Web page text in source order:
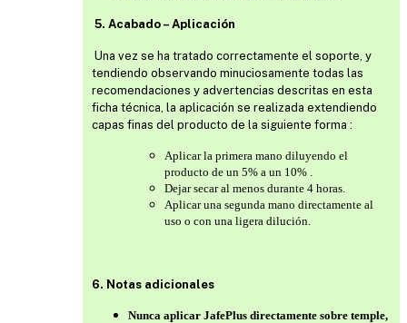
5. Acabado – Aplicación
Una vez se ha tratado correctamente el soporte, y
tendiendo observando minuciosamente todas las
recomendaciones y advertencias descritas en esta
ficha técnica, la aplicación se realizada extendiendo
capas finas del producto de la siguiente forma :
Aplicar la primera mano diluyendo el
producto de un 5% a un 10% .
Dejar secar al menos durante 4 horas.
Aplicar una segunda mano directamente al
uso o con una ligera dilución.
6. Notas adicionales
Nunca aplicar JafePlus directamente sobre temple,